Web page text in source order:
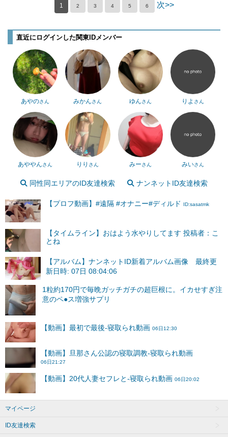
1 2 3 4 5 6 次>>
直近にログインした関東IDメンバー
あやのさん みかんさん ゆんさん りよ さん
あややんさん りり さん みーさん みいさん
同性同エリアのID友達検索 ナンネットID友達検索
【プロフ動画】#遠隔 #オナニー#ディルド ID:sasatmk
【タイムライン】おはよう水やりしてます 投稿者：こ
とね
【アルバム】ナンネットID新着アルバム画像 最終更
新日時: 07日 08:04:06
マイページ
ID友達検索